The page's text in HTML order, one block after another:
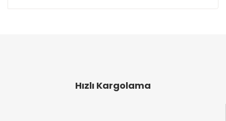
Bu ürünün fiyat bilgisi, resim, ürün açıklamalarında
Ürün bilgilerinde hatalar bulunuyor.
Hızlı Kargolama